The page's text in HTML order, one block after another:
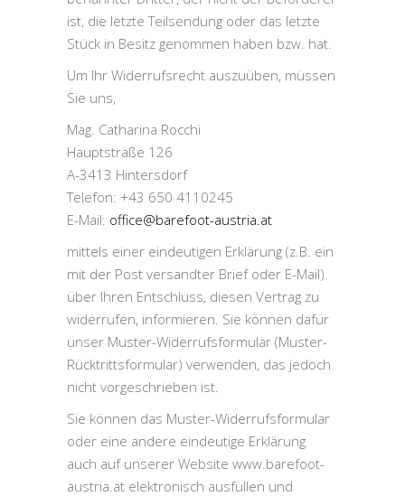
ist, die letzte Teilsendung oder das letzte
Stück in Besitz genommen haben bzw. hat.
Um Ihr Widerrufsrecht auszuüben, müssen
Sie uns,
Mag. Catharina Rocchi
Hauptstraße 126
A-3413 Hintersdorf
Telefon: +43 650 4110245
E-Mail: office@barefoot-austria.at
mittels einer eindeutigen Erklärung (z.B. ein
mit der Post versandter Brief oder E-Mail)
über Ihren Entschluss, diesen Vertrag zu
widerrufen, informieren. Sie können dafür
unser Muster-Widerrufsformular (Muster-
Rücktrittsformular) verwenden, das jedoch
nicht vorgeschrieben ist.
Sie können das Muster-Widerrufsformular
oder eine andere eindeutige Erklärung
auch auf unserer Website www.barefoot-
austria.at elektronisch ausfüllen und